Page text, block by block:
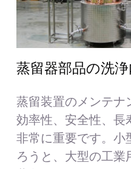
蒸留器部品の洗
蒸留装置のメンテナ
効率性、安全性、長
非常に重要です。小
ろうと、大型の工業